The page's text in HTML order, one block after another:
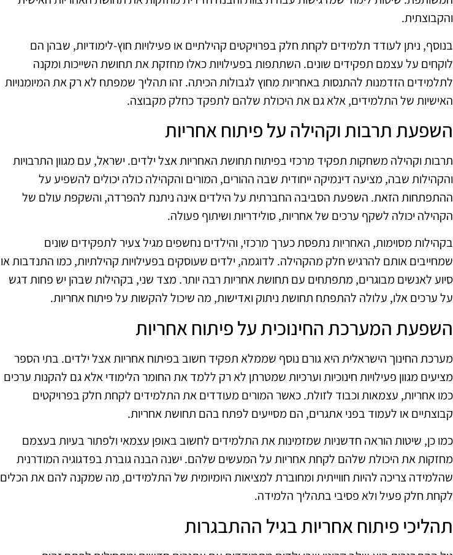
והקבוצתית.
בנוסף, ניתן לעודד תלמידים לקחת חלק בפרויקטים קהילתיים או פעילויות חוץ-לימודיות, שבהן הם
לוקחים על עצמם תפקידים שונים. השתתפות בפעילויות כאלו מחזקת את תחושת השייכות ומקנה
לתלמידים הזדמנות להתנסות באחריות מחוץ לגבולות הכיתה. זהו תהליך שמפתח לא רק את המיומנויות
האישיות של התלמידים, אלא גם את היכולת שלהם לתפקד כחלק מקבוצה.
השפעת תרבות וקהילה על פיתוח אחריות
תרבות וקהילה משחקות תפקיד מרכזי בפיתוח תחושת האחריות אצל ילדים. ישראל, עם מגוון התרבויות
והקהילות שבה, מציעה דינמיקה ייחודית שבה ההורים, המורים והקהילה כולה יכולים להשפיע על
ההתפתחות הזאת. השפעת הסביבה החברתית על הילדים אינה ניתנת להפרדה, והשקפת עולם של
הקהילה יכולה לשקף ערכים של אחריות, סולידריות ושיתוף פעולה.
בקהילות מסוימות, האחריות נתפסת כערך מרכזי, והילדים נחשפים מגיל צעיר לתפקידים שונים
שמחייבים אותם להרגיש חלק מהקהילה. לדוגמה, ילדים שעוסקים בפעילויות קהילתיות, כמו התנדבות או
סיוע לאנשים מבוגרים, מתפתחים עם תחושת אחריות רבה יותר. מצד שני, בקהילות שבהן יש פחות דגש
על ערכים אלו, עלולה להתפתח תחושת ניתוק ואדישות, מה שיכול להקשות על פיתוח אחריות.
השפעת המערכת החינוכית על פיתוח אחריות
מערכת החינוך הישראלית היא גורם נוסף שממלא תפקיד חשוב בפיתוח אחריות אצל ילדים. בתי הספר
מציעים מגוון פעילויות חינוכיות וערכיות שמטרתן לא רק ללמד את החומר הלימודי אלא גם להקנות ערכים
כמו אחריות, עצמאות וכבוד לזולת. כאשר המורים מעודדים את התלמידים לקחת חלק בפרויקטים
קבוצתיים או לעמוד בפני אתגרים, הם מסייעים לפתח בהם תחושת אחריות.
כמו כן, שיטות הוראה חדשניות שמזמינות את התלמידים לחשוב באופן עצמאי ולפתור בעיות בעצמם
מחזקות את היכולת שלהם לקחת אחריות על המעשים שלהם. ישנה הבנה גוברת בפדגוגיה המודרנית
שהלמידה צריכה להיות חווייתית ומחוברת למציאות היומיומית של התלמידים, מה שמקנה להם את הכלים
לקחת חלק פעיל ולא פסיבי בתהליך הלמידה.
תהליכי פיתוח אחריות בגיל ההתבגרות